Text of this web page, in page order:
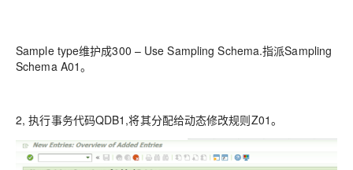
Sample type维护成300 – Use Sampling Schema.指派Sampling
Schema A01。
2, 执行事务代码QDB1,将其分配给动态修改规则Z01。